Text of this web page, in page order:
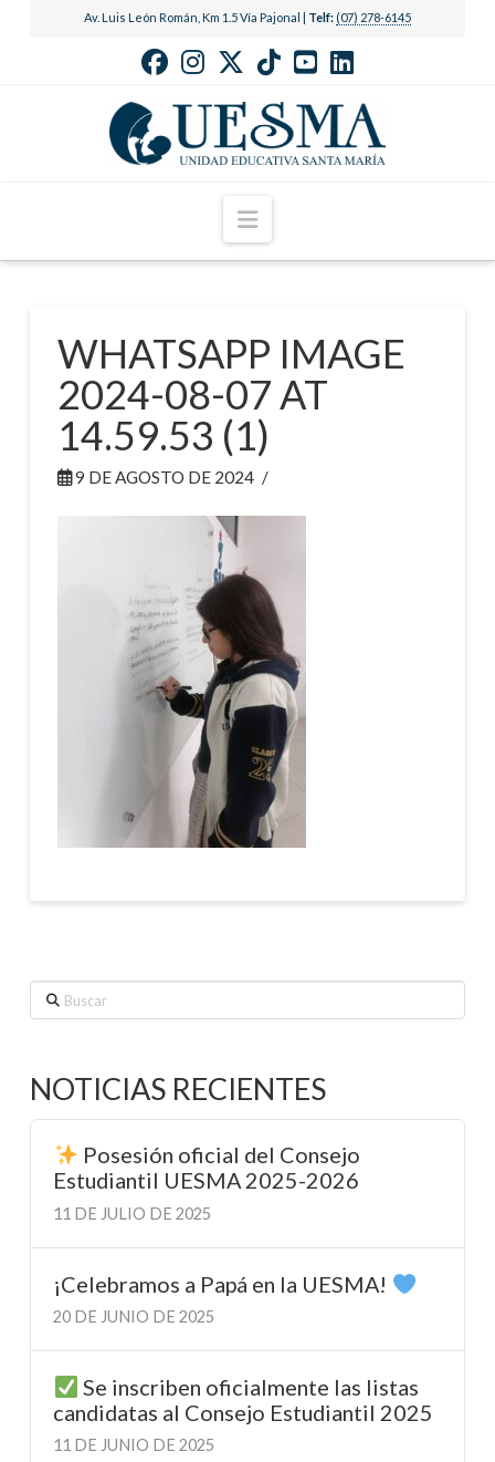
Av. Luis León Román, Km 1.5 Vía Pajonal | Telf: (07) 278-6145
Navigation
WHATSAPP IMAGE
2024-08-07 AT
14.59.53 (1)
9 DE AGOSTO DE 2024
Buscar
NOTICIAS RECIENTES
Posesión oficial del Consejo
Estudiantil UESMA 2025-2026
11 DE JULIO DE 2025
¡Celebramos a Papá en la UESMA!
20 DE JUNIO DE 2025
Se inscriben oficialmente las listas
candidatas al Consejo Estudiantil 2025
11 DE JUNIO DE 2025